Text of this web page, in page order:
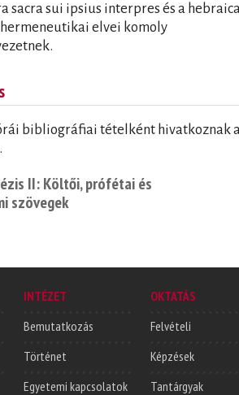
sacra sui ipsius interpres és a
elvei komoly
bibliográfiai tételként hivatkoznak
II: Költői, prófétai és
szövegek
INTÉZET
Bemutatkozás
Történet
Egyetemi kapcsolatok
OKTATÁS
Felvételi
Képzések
Tantárgyak